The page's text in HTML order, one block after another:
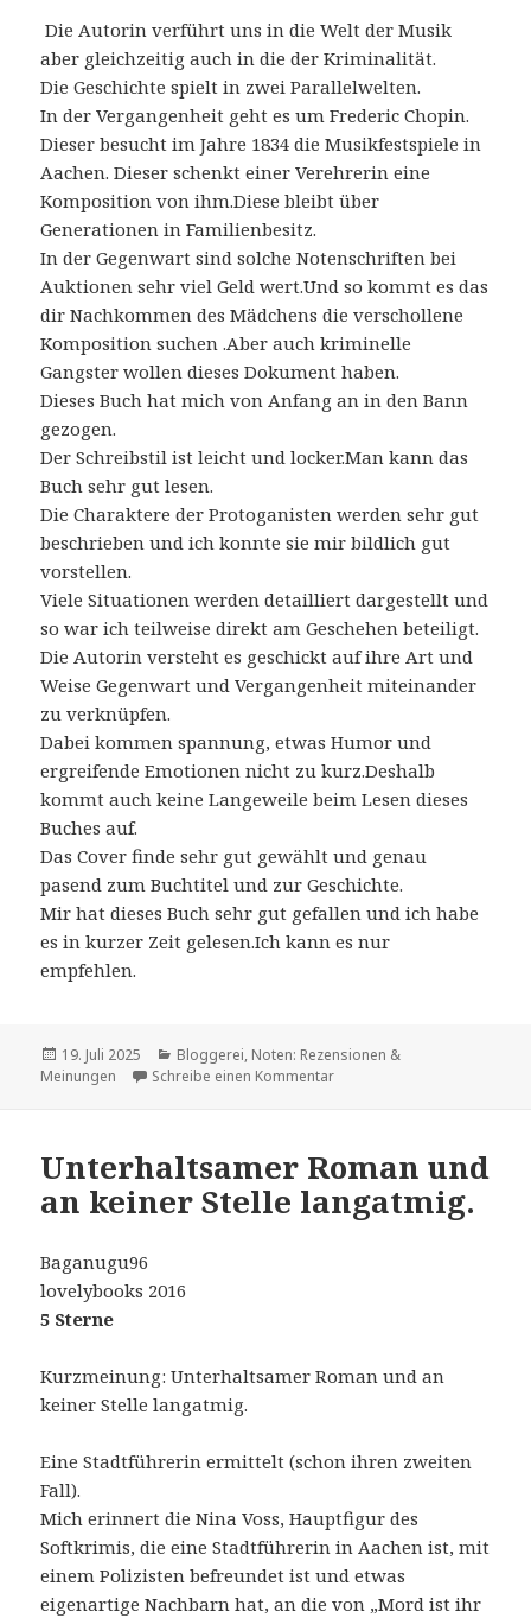
Die Autorin verführt uns in die Welt der Musik
aber gleichzeitig auch in die der Kriminalität.
Die Geschichte spielt in zwei Parallelwelten.
In der Vergangenheit geht es um Frederic Chopin.
Dieser besucht im Jahre 1834 die Musikfestspiele in
Aachen. Dieser schenkt einer Verehrerin eine
Komposition von ihm.Diese bleibt über
Generationen in Familienbesitz.
In der Gegenwart sind solche Notenschriften bei
Auktionen sehr viel Geld wert.Und so kommt es das
dir Nachkommen des Mädchens die verschollene
Komposition suchen .Aber auch kriminelle
Gangster wollen dieses Dokument haben.
Dieses Buch hat mich von Anfang an in den Bann
gezogen.
Der Schreibstil ist leicht und locker.Man kann das
Buch sehr gut lesen.
Die Charaktere der Protoganisten werden sehr gut
beschrieben und ich konnte sie mir bildlich gut
vorstellen.
Viele Situationen werden detailliert dargestellt und
so war ich teilweise direkt am Geschehen beteiligt.
Die Autorin versteht es geschickt auf ihre Art und
Weise Gegenwart und Vergangenheit miteinander
zu verknüpfen.
Dabei kommen spannung, etwas Humor und
ergreifende Emotionen nicht zu kurz.Deshalb
kommt auch keine Langeweile beim Lesen dieses
Buches auf.
Das Cover finde sehr gut gewählt und genau
pasend zum Buchtitel und zur Geschichte.
Mir hat dieses Buch sehr gut gefallen und ich habe
es in kurzer Zeit gelesen.Ich kann es nur
empfehlen.
Veröffentlicht
am
19. Juli 2025 Kategorien
Bloggerei, Noten: Rezensionen &
Meinungen
Schreibe einen Kommentarzu Sehr interessantes und
Unterhaltsamer Roman und
an keiner Stelle langatmig.
Baganugu96
lovelybooks 2016
5 Sterne
Kurzmeinung: Unterhaltsamer Roman und an
keiner Stelle langatmig.
Eine Stadtführerin ermittelt (schon ihren zweiten
Fall).
Mich erinnert die Nina Voss, Hauptfigur des
Softkrimis, die eine Stadtführerin in Aachen ist, mit
einem Polizisten befreundet ist und etwas
eigenartige Nachbarn hat, an die von „Mord ist ihr